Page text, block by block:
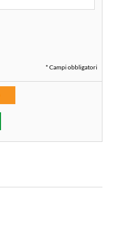
* Campi obbligatori